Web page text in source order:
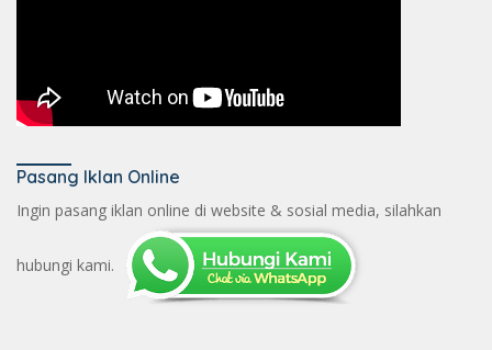
Pasang Iklan Online
Ingin pasang iklan online di website & sosial media, silahkan
hubungi kami.